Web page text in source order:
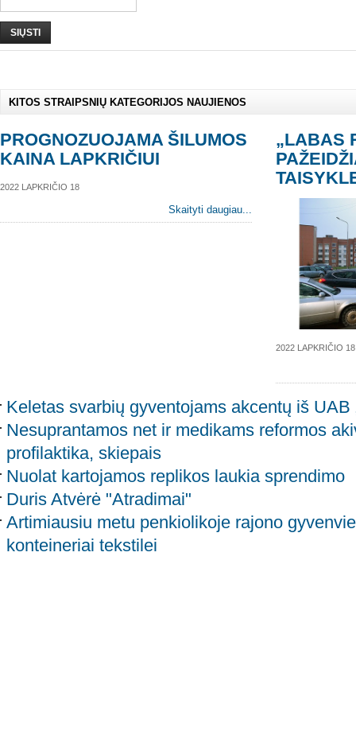
SIŲSTI
KITOS STRAIPSNIŲ KATEGORIJOS NAUJIENOS
PROGNOZUOJAMA ŠILUMOS
KAINA LAPKRIČIUI
2022 LAPKRIČIO 18
Skaityti daugiau...
„LABAS
2022 LAPKRIČIO 18
Keletas svarbių gyventojams akcentų iš UAB
Nesuprantamos net ir medikams reformos
profilaktika, skiepais
Nuolat kartojamos replikos laukia sprendimo
Duris Atvėrė "Atradimai"
Artimiausiu metu penkiolikoje rajono
konteineriai tekstilei